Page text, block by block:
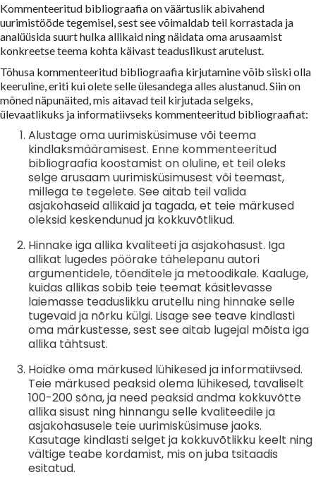
Kommenteeritud bibliograafia on väärtuslik abivahend
uurimistööde tegemisel, sest see võimaldab teil korrastada ja
analüüsida suurt hulka allikaid ning näidata oma arusaamist
konkreetse teema kohta käivast teaduslikust arutelust.
Tõhusa kommenteeritud bibliograafia kirjutamine võib siiski olla
keeruline, eriti kui olete selle ülesandega alles alustanud. Siin on
mõned näpunäited, mis aitavad teil kirjutada selgeks,
ülevaatlikuks ja informatiivseks kommenteeritud bibliograafiat:
Alustage oma uurimisküsimuse või teema
kindlaksmääramisest. Enne kommenteeritud
bibliograafia koostamist on oluline, et teil oleks
selge arusaam uurimisküsimusest või teemast,
millega te tegelete. See aitab teil valida
asjakohaseid allikaid ja tagada, et teie märkused
oleksid keskendunud ja kokkuvõtlikud.
Hinnake iga allika kvaliteeti ja asjakohasust. Iga
allikat lugedes pöörake tähelepanu autori
argumentidele, tõenditele ja metoodikale. Kaaluge,
kuidas allikas sobib teie teemat käsitlevasse
laiemasse teaduslikku arutellu ning hinnake selle
tugevaid ja nõrku külgi. Lisage see teave kindlasti
oma märkustesse, sest see aitab lugejal mõista iga
allika tähtsust.
Hoidke oma märkused lühikesed ja informatiivsed.
Teie märkused peaksid olema lühikesed, tavaliselt
100-200 sõna, ja need peaksid andma kokkuvõtte
allika sisust ning hinnangu selle kvaliteedile ja
asjakohasusele teie uurimisküsimuse jaoks.
Kasutage kindlasti selget ja kokkuvõtlikku keelt ning
vältige teabe kordamist, mis on juba tsitaadis
esitatud.